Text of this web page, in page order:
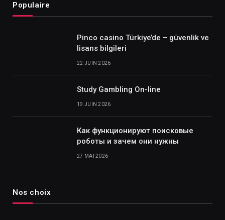
Populaire
Pinco casino Türkiye’de – güvenlik ve
lisans bilgileri
22 JUIN 2026
Study Gambling On-line
19 JUIN 2026
Как функционируют поисковые
роботы и зачем они нужны
27 MAI 2026
Nos choix